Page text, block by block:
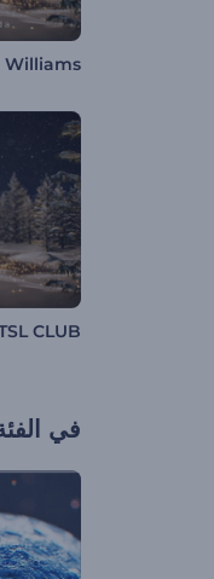
Williams
CLUB
في